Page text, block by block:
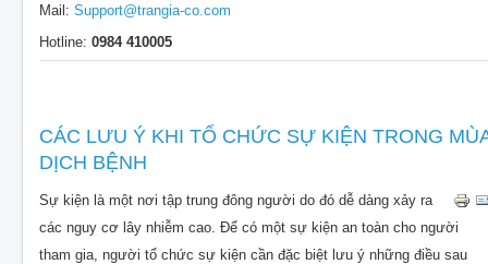
Mail: Support@trangia-co.com
Hotline: 0984 410005
CÁC LƯU Ý KHI TỔ CHỨC SỰ KIỆN TRONG
DỊCH BỆNH
Sự kiện là một nơi tập trung đông người do đó dễ dàng xảy ra
các nguy cơ lây nhiễm cao. Để có một sự kiện an toàn cho người
tham gia, người tổ chức sự kiện cần đặc biệt lưu ý những điều sau